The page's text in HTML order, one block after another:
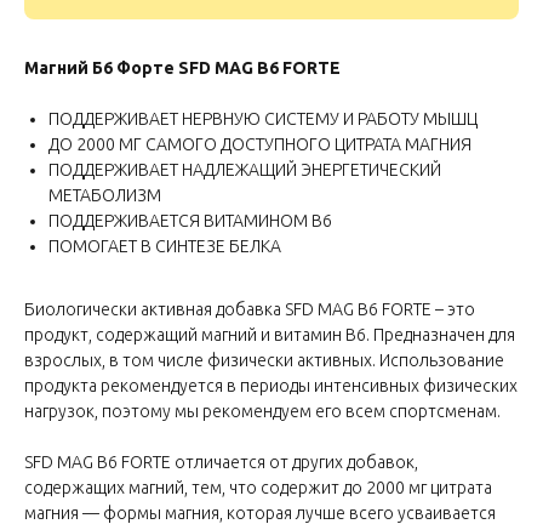
Магний Б6 Форте SFD MAG B6 FORTE
ПОДДЕРЖИВАЕТ НЕРВНУЮ СИСТЕМУ И РАБОТУ МЫШЦ
ДО 2000 МГ САМОГО ДОСТУПНОГО ЦИТРАТА МАГНИЯ
ПОДДЕРЖИВАЕТ НАДЛЕЖАЩИЙ ЭНЕРГЕТИЧЕСКИЙ
МЕТАБОЛИЗМ
ПОДДЕРЖИВАЕТСЯ ВИТАМИНОМ B6
ПОМОГАЕТ В СИНТЕЗЕ БЕЛКА
Биологически активная добавка SFD MAG B6 FORTE – это
продукт, содержащий магний и витамин B6. Предназначен для
взрослых, в том числе физически активных. Использование
продукта рекомендуется в периоды интенсивных физических
нагрузок, поэтому мы рекомендуем его всем спортсменам.
SFD MAG B6 FORTE отличается от других добавок,
содержащих магний, тем, что содержит до 2000 мг цитрата
магния — формы магния, которая лучше всего усваивается